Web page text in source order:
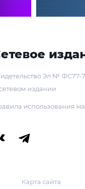
Эл № ФС77-
издании
использования
Карта сайта